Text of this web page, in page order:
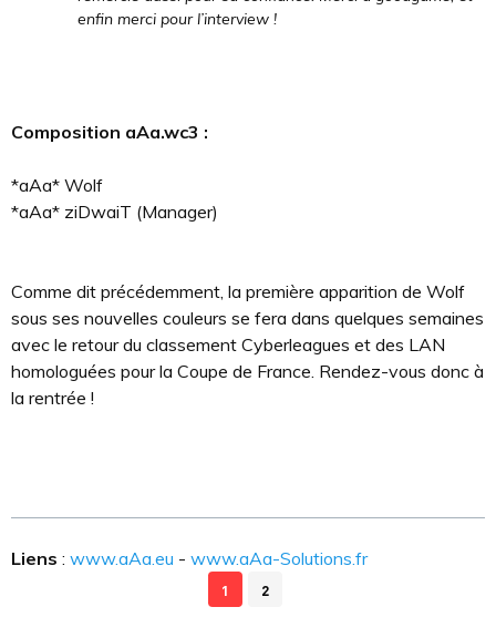
enfin merci pour l’interview !
Composition aAa.wc3 :
*aAa* Wolf
*aAa* ziDwaiT (Manager)
Comme dit précédemment, la première apparition de Wolf
sous ses nouvelles couleurs se fera dans quelques semaines
avec le retour du classement Cyberleagues et des LAN
homologuées pour la Coupe de France. Rendez-vous donc à
la rentrée !
Liens : www.aAa.eu - www.aAa-Solutions.fr
1 2